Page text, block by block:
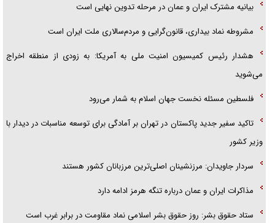
بیانیه مشترک ایران و عمان در مرحله تدوین نهایی است
مشروطه نماد بیداری، قانون‌گرایی و مردم‌سالاری ملت ایران است
هشدار رئیس کمیسیون امنیت ملی به آمریکا: به زودی از منطقه اخراج
می‌شوید
فلسطین مسئله نخست جهان اسلام به شمار می‌رود
تاکید سفیر جدید پاکستان در تهران بر آمادگی برای توسعه مناسبات در دیدار با
وزیر کشور
سردار جاویدان: مرزنشینان اصلی‌ترین مرزبانان کشور هستند
مذاکرات ایران و عمان درباره تنگه هرمز ادامه دارد
ستاد حقوق بشر: روز حقوق بشر اسلامی نماد مقاومت در برابر غرب است